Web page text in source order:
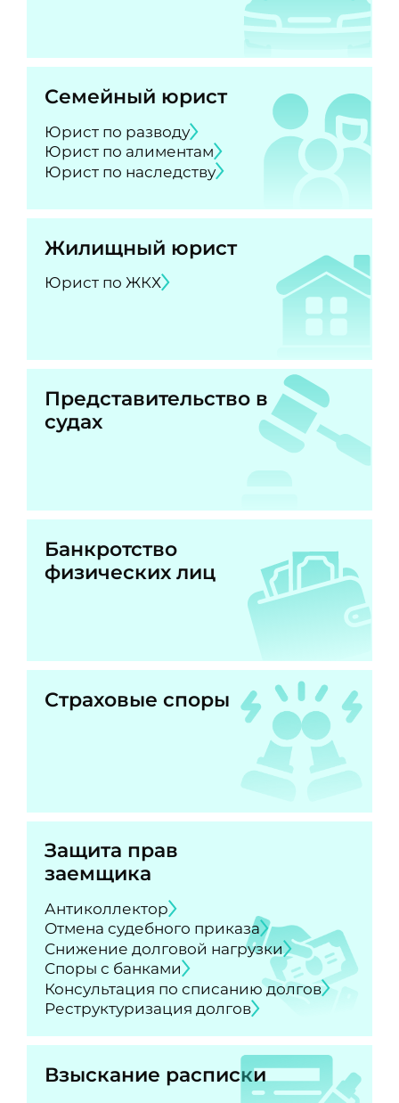
Семейный юрист
Юрист по разводу
Юрист по алиментам
Юрист по наследству
Жилищный юрист
Юрист по ЖКХ
Представительство в
судах
Банкротство
физических лиц
Страховые споры
Защита прав
заемщика
Антиколлектор
Отмена судебного приказа
Снижение долговой нагрузки
Споры с банками
Консультация по списанию долгов
Реструктуризация долгов
Взыскание расписки